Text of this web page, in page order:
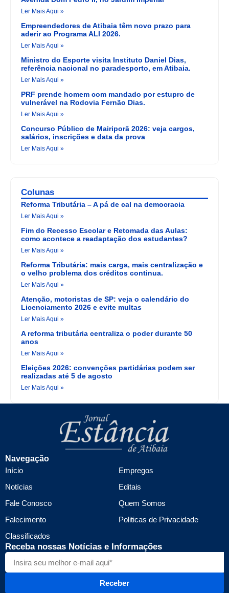
Ler Mais Aqui »
Empreendedores de Atibaia têm novo prazo para
aderir ao Programa ALI 2026.
Ler Mais Aqui »
Ministro do Esporte visita Instituto Daniel Dias,
referência nacional no paradesporto, em Atibaia.
Ler Mais Aqui »
PRF prende homem com mandado por estupro de
vulnerável na Rodovia Fernão Dias.
Ler Mais Aqui »
Concurso Público de Mairiporã 2026: veja cargos,
salários, inscrições e data da prova
Ler Mais Aqui »
Colunas
Reforma Tributária – A pá de cal na democracia
Ler Mais Aqui »
Fim do Recesso Escolar e Retomada das Aulas:
como acontece a readaptação dos estudantes?
Ler Mais Aqui »
Reforma Tributária: mais carga, mais centralização e
o velho problema dos créditos continua.
Ler Mais Aqui »
Atenção, motoristas de SP: veja o calendário do
Licenciamento 2026 e evite multas
Ler Mais Aqui »
A reforma tributária centraliza o poder durante 50
anos
Ler Mais Aqui »
Eleições 2026: convenções partidárias podem ser
realizadas até 5 de agosto
Ler Mais Aqui »
Navegação
Início
Notícias
Fale Conosco
Falecimento
Classificados
Empregos
Editais
Quem Somos
Politicas de Privacidade
Receba nossas Notícias e Informações
Receber